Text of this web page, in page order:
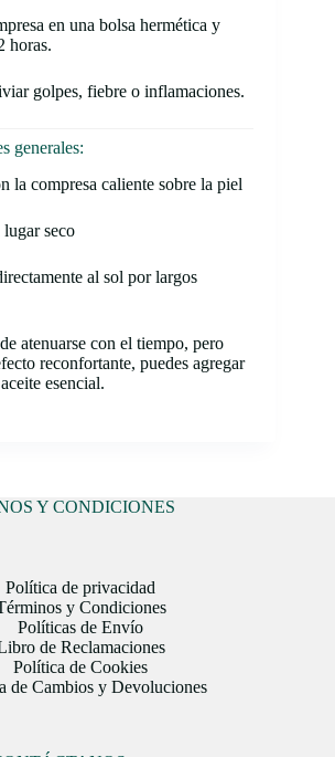
en una bolsa hermética y
horas.
golpes, fiebre o inflamaciones.
generales:
la compresa caliente sobre la piel
seco
al sol por largos
atenuarse con el tiempo, pero
reconfortante, puedes agregar
esencial.
Y CONDICIONES
Política de privacidad
y Condiciones
Políticas de Envío
de Reclamaciones
Política de Cookies
de Cambios y Devoluciones